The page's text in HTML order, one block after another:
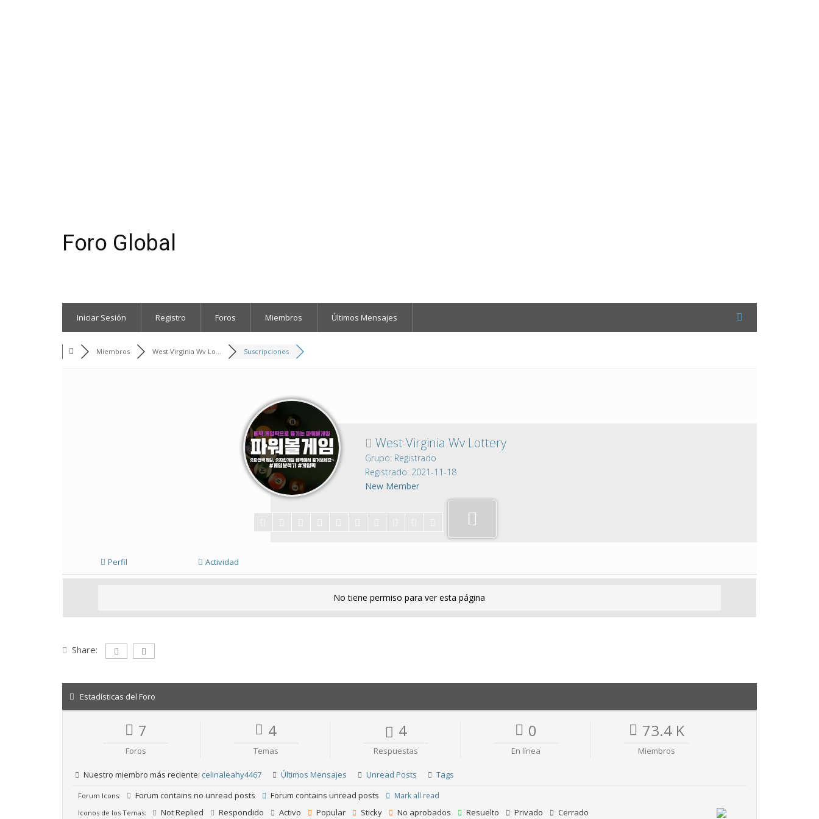
Foro Global
Iniciar Sesión Registro Foros Miembros Últimos Mensajes
Miembros West Virginia Wv Lo... Suscripciones
West Virginia Wv Lottery
Grupo: Registrado
Registrado: 2021-11-18
New Member
Perfil Actividad
No tiene permiso para ver esta página
Share:
Estadísticas del Foro
7
Foros
4
Temas
4
Respuestas
0
En línea
73.4 K
Miembros
Nuestro miembro más reciente: celinaleahy4467 Últimos Mensajes Unread Posts Tags
Forum Icons: Forum contains no unread posts Forum contains unread posts Mark all read
Iconos de los Temas: Not Replied Respondido Activo Popular Sticky No aprobados Resuelto Privado Cerrado